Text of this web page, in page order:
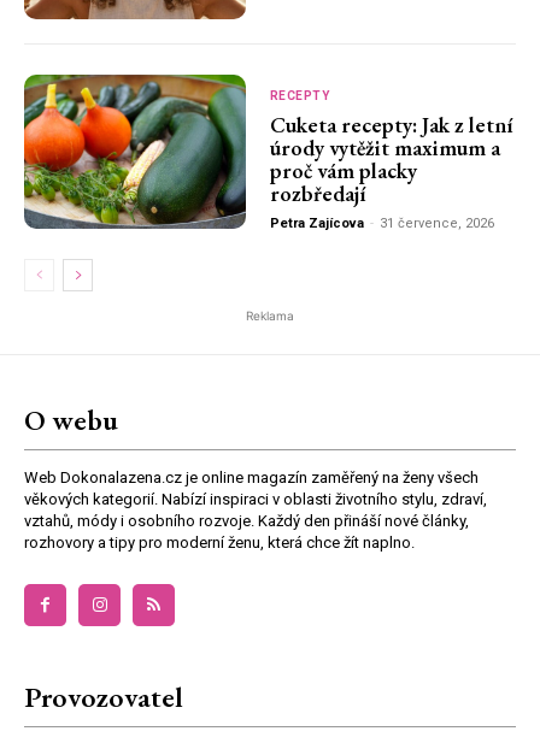
RECEPTY
Cuketa recepty: Jak z letní
úrody vytěžit maximum a
proč vám placky
rozbředají
Petra Zajícova - 31 července, 2026
Reklama
O webu
Web Dokonalazena.cz je online magazín zaměřený na ženy všech
věkových kategorií. Nabízí inspiraci v oblasti životního stylu, zdraví,
vztahů, módy i osobního rozvoje. Každý den přináší nové články,
rozhovory a tipy pro moderní ženu, která chce žít naplno.
Provozovatel